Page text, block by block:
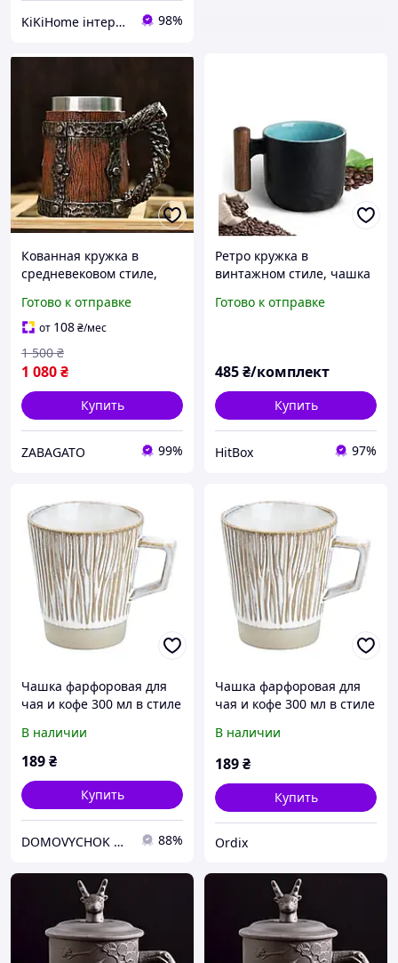
KiKiHome інтернет-магазин якісних товарів для дому 98%
Кованная кружка в
средневековом стиле,
Готово к отправке
от 108₴/мес
1 080₴
1 500 ₴
Купить
ZABAGATO 99%
Ретро кружка в
винтажном стиле, чашка
2 шт
Готово к отправке
485₴/комплект
Купить
HitBox 97%
Чашка фарфоровая для
чая и кофе 300 мл в стиле
HP7208BR
В наличии
189₴
Купить
DOMOVYCHOK SHOP 88%
Чашка фарфоровая для
чая и кофе 300 мл в стиле
HP7208BR
В наличии
189₴
Купить
Ordix